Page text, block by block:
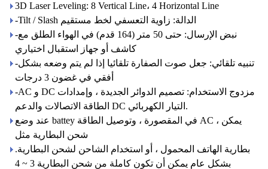
3D Laser Leveling: 8 Vertical Line، 4 Horizontal Line
-Tilt / Slash الدالة: زاوية التعسفي لخط مستقيم
-نبض الإرسال: حتى 50 متر (164 قدم) في الهواء الطلق مع
كاشف أو جهاز استقبال اختياري
-تنبيه تلقائي: جعل صوت الصفارة تلقائيا إذا لم يتم وضعه بشكل
أفقي في غضون 3 درجات
-AC و DC مزدوج الاستخدام: تصميم الدوائر الجديدة ، وإمدادات
الطاقة الاتصالات والدعم DC التيار الكهربائي.
عند وضع battey في المقصورة ، وتوصيل الطاقة AC ، يمكن
شحن البطارية مثل
بطارية الهاتف المحمول ، أو استخدام الشاحن لشحن البطارية.
بشكل عام يمكن أن تكون كاملة من شحن البطارية 3 ~ 4